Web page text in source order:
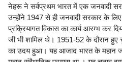
नेहरू ने सर्वप्रथम भारत में एक जनवादी
उन्होंने 1947 से ही जनवादी सरकार के
प्रक्रियागत विकास का कार्य आरम्भ कर
जी भी शामिल थे। 1951-52 के दौरान हुए
का उदय हुआ। यह आजाद भारत के महान